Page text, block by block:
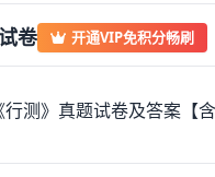
卷 开通VIP免积分畅刷
测》真题试卷及答案【含